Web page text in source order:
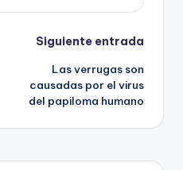
Siguiente entrada
Las verrugas son
causadas por el virus
del papiloma humano